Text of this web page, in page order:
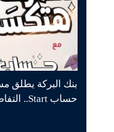
بنك البركة يطلق
حساب Start.. التفاصيل